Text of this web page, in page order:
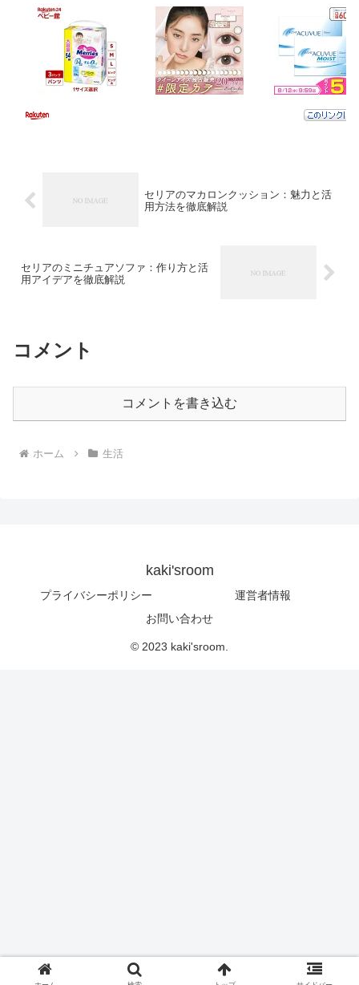
セリアのマカロンクッション：魅力と活
用方法を徹底解説
セリアのミニチュアソファ：作り方と活
用アイデアを徹底解説
コメント
コメントを書き込む
ホーム 生活
kaki'sroom
プライバシーポリシー
運営者情報
お問い合わせ
© 2023 kaki'sroom.